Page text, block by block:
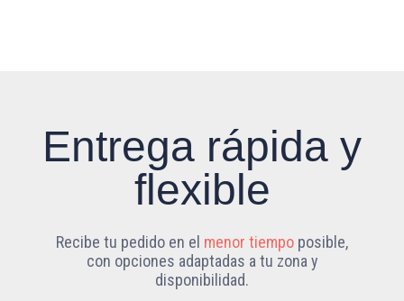
Entrega rápida y
flexible
Recibe tu pedido en el menor tiempo posible,
con opciones adaptadas a tu zona y
disponibilidad.